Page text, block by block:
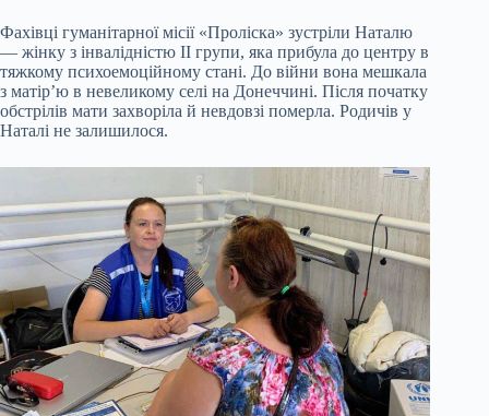
Фахівці гуманітарної місії «Проліска» зустріли Наталю
— жінку з інвалідністю ІІ групи, яка прибула до центру в
тяжкому психоемоційному стані. До війни вона мешкала
з матір’ю в невеликому селі на Донеччині. Після початку
обстрілів мати захворіла й невдовзі померла. Родичів у
Наталі не залишилося.